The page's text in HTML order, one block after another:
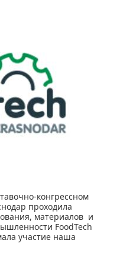
конгрессном
проходила
материалов и
FoodTech
участие наша